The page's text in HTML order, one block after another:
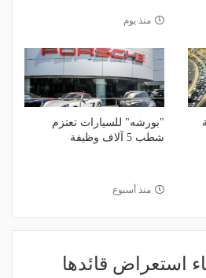
منذ يوم
"بورشه" للسيارات تعتزم
شطب 5 آلاف وظيفة
منذ أسبوع
استعراض قائدها